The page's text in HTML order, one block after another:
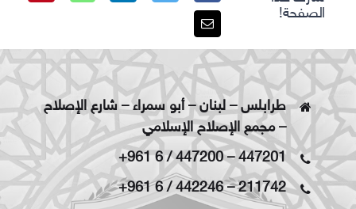
الصفحة!
طرابلس – لبنان – أبو سمراء – شارع الإصلاح
– مجمع الإصلاح الإسلامي
+961 6 / 447200–447201
+961 6 / 442246–211742